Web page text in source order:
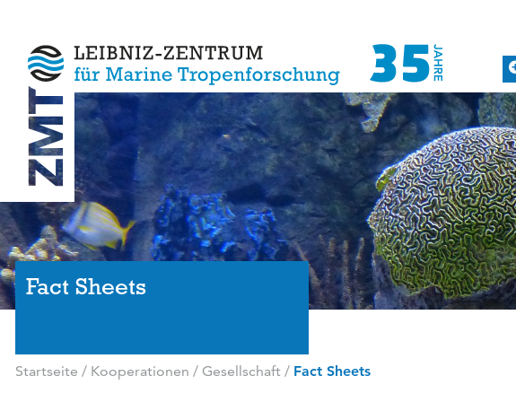
Fact Sheets
Startseite / Kooperationen / Gesellschaft/ Fact Sheets